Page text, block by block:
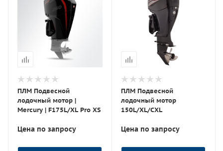
ПЛМ Подвесной
лодочный мотор |
Mercury | F175L/XL Pro XS
Цена по запросу
ПЛМ Подвесной
лодочный мотор
150L/XL/СХL
Цена по запросу